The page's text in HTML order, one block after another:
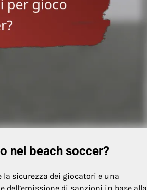
nel beach soccer?
la sicurezza dei giocatori e una
dell’emissione di sanzioni in base alla